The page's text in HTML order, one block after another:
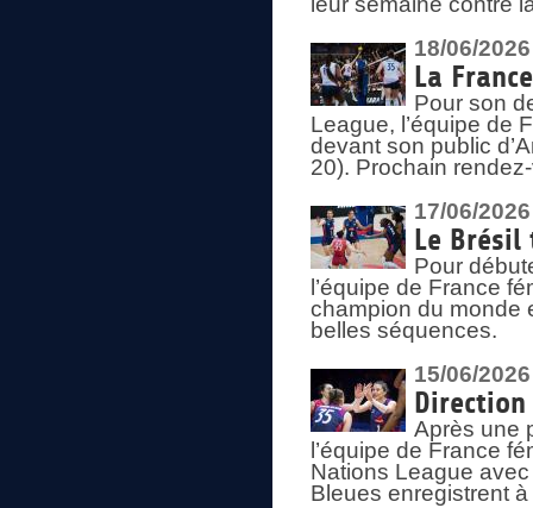
18/06/2026
La
Pour son
League, l’équipe de
devant son public
20). Prochain
17/06/2026
Le
Pour
l’équipe de France
champion du monde
belles séquences.
15/06/2026
Après une
l’équipe de France
Nations League
Bleues enregistrent